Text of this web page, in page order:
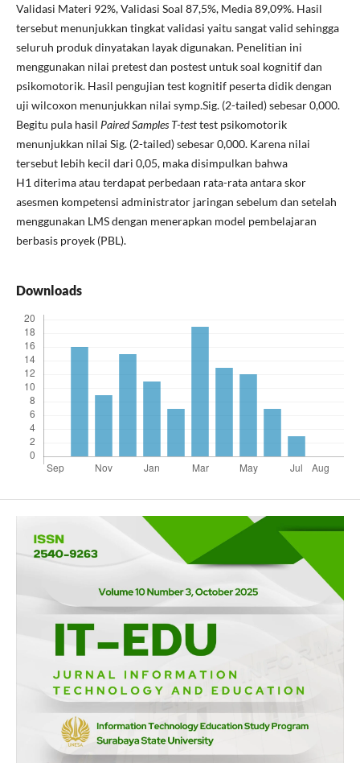
Validasi Materi 92%, Validasi Soal 87,5%, Media 89,09%. Hasil
tersebut menunjukkan tingkat validasi yaitu sangat valid sehingga
seluruh produk dinyatakan layak digunakan. Penelitian ini
menggunakan nilai pretest dan postest untuk soal kognitif dan
psikomotorik. Hasil pengujian test kognitif peserta didik dengan
uji wilcoxon menunjukkan nilai symp.Sig. (2-tailed) sebesar 0,000.
Begitu pula hasil Paired Samples T-testtest psikomotorik
menunjukkan nilai Sig. (2-tailed) sebesar 0,000. Karena nilai
tersebut lebih kecil dari 0,05, maka disimpulkan bahwa
H1 diterima atau terdapat perbedaan rata-rata antara skor
asesmen kompetensi administrator jaringan sebelum dan setelah
menggunakan LMS dengan menerapkan model pembelajaran
berbasis proyek (PBL).
Downloads